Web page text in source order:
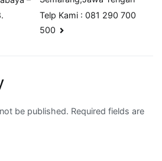
Telp Kami : 081 290 700
500
be published. Required fields are